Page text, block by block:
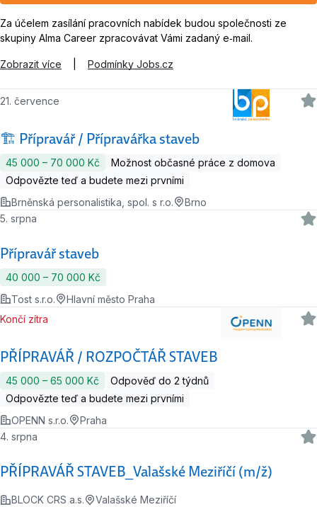
Za účelem zasílání pracovních nabídek budou společnosti ze
skupiny Alma Career zpracovávat Vámi zadaný e‑mail.
Zobrazit více Podmínky Jobs.cz
🏗️ Přípravář / Přípravářka staveb
21. července
45 000 ‍–‍ 70 000 Kč
Možnost občasné práce z domova
Odpovězte teď a budete mezi prvními
Brněnská personalistika, spol. s r.o.
Brno
Přípravář staveb
5. srpna
40 000 ‍–‍ 70 000 Kč
Tost s.r.o.
Hlavní město Praha
PŘÍPRAVÁŘ / ROZPOČTÁŘ STAVEB
Končí zítra
45 000 ‍–‍ 65 000 Kč
Odpověď do 2 týdnů
Odpovězte teď a budete mezi prvními
OPENN s.r.o.
Praha
PŘÍPRAVÁŘ STAVEB_Valašské Meziříčí (m/ž)
4. srpna
BLOCK CRS a.s. Valašské Meziříčí